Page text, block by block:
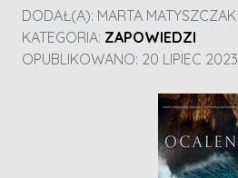
DODAŁ(A): MARTA MATYSZCZAK
KATEGORIA: ZAPOWIEDZI
OPUBLIKOWANO: 20 LIPIEC 2023